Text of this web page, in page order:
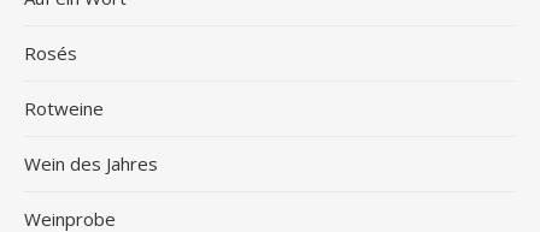
Rosés
Rotweine
Wein des Jahres
Weinprobe